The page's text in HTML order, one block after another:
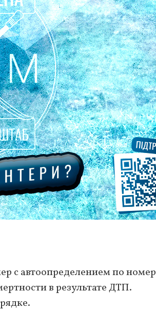
с автоопределением по
в результате ДТП.